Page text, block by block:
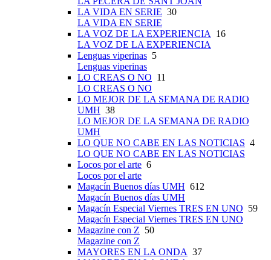
LA VIDA EN SERIE 30
LA VIDA EN SERIE
LA VOZ DE LA EXPERIENCIA
16
LA VOZ DE LA EXPERIENCIA
Lenguas viperinas 5
Lenguas viperinas
LO CREAS O NO 11
LO CREAS O NO
LO MEJOR DE LA SEMANA DE RADIO
UMH 38
LO MEJOR DE LA SEMANA DE RADIO
UMH
LO QUE NO CABE EN LAS NOTICIAS 4
LO QUE NO CABE EN LAS NOTICIAS
Locos por el arte 6
Locos por el arte
Magacín Buenos días UMH 612
Magacín Buenos días UMH
Magacín Especial Viernes TRES EN UNO 59
Magacín Especial Viernes TRES EN UNO
Magazine con Z 50
Magazine con Z
MAYORES EN LA ONDA 37